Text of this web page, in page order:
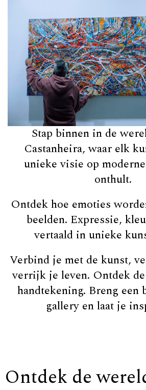
Stap binnen in de
Castanheira, waar elk
unieke visie op
onthult.
Ontdek hoe emoties
beelden. Expressie,
vertaald in unieke
Verbind je met de kunst,
verrijk je leven. Ontdek
handtekening. Breng een
gallery en laat je
Ontdek de